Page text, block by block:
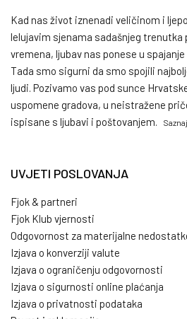
Kad nas život iznenadi veličinom i
lelujavim sjenama sadašnjeg trenutka
vremena, ljubav nas ponese u
Tada smo sigurni da smo spojili
ljudi. Pozivamo vas pod sunce
uspomene gradova, u neistražene
ispisane s ljubavi i poštovanjem.
UVJETI POSLOVANJA
Fjok & partneri
Fjok Klub vjernosti
Odgovornost za materijalne
Izjava o konverziji valute
Izjava o ograničenju odgovornosti
Izjava o sigurnosti online plaćanja
Izjava o privatnosti podataka